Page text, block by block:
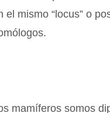
el mismo “locus” o
mamíferos somos